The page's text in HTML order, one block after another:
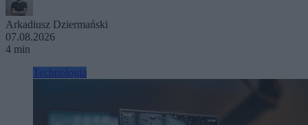
Arkadiusz Dziermański
07.08.2026
4 min
Technologia